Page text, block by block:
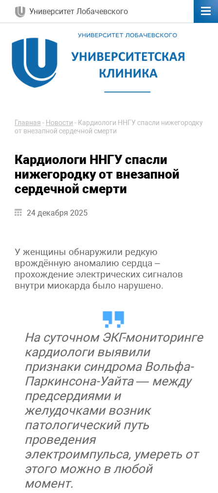
Университет Лобачевского
Главная - Новости - Кардиологи ННГУ спасли нижегородку
от внезапной сердечной смерти
Кардиологи ННГУ спасли
нижегородку от внезапной
сердечной смерти
24 декабря 2025
У женщины обнаружили редкую
врождённую аномалию сердца –
прохождение электрических сигналов
внутри миокарда было нарушено.
На суточном ЭКГ-мониторинге
кардиологи выявили
признаки синдрома Вольфа-
Паркинсона-Уайта — между
предсердиями и
желудочками возник
патологический путь
проведения
электроимпульса, умереть от
этого можно в любой
момент.